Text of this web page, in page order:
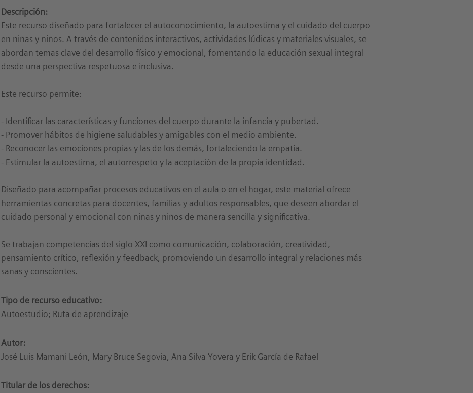
Descripción:
Este recurso diseñado para fortalecer el autoconocimiento, la autoestima y el cuidado del cuerpo
en niñas y niños. A través de contenidos interactivos, actividades lúdicas y materiales visuales, se
abordan temas clave del desarrollo físico y emocional, fomentando la educación sexual integral
desde una perspectiva respetuosa e inclusiva.
Este recurso permite:
- Identificar las características y funciones del cuerpo durante la infancia y pubertad.
- Promover hábitos de higiene saludables y amigables con el medio ambiente.
- Reconocer las emociones propias y las de los demás, fortaleciendo la empatía.
- Estimular la autoestima, el autorrespeto y la aceptación de la propia identidad.
Diseñado para acompañar procesos educativos en el aula o en el hogar, este material ofrece
herramientas concretas para docentes, familias y adultos responsables, que deseen abordar el
cuidado personal y emocional con niñas y niños de manera sencilla y significativa.
Se trabajan competencias del siglo XXI como comunicación, colaboración, creatividad,
pensamiento crítico, reflexión y feedback, promoviendo un desarrollo integral y relaciones más
sanas y conscientes.
Tipo de recurso educativo:
Autoestudio; Ruta de aprendizaje
Autor:
José Luis Mamani León, Mary Bruce Segovia, Ana Silva Yovera y Erik García de Rafael
Titular de los derechos: